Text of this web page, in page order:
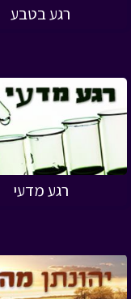
רגע בטבע
רגע מדעי